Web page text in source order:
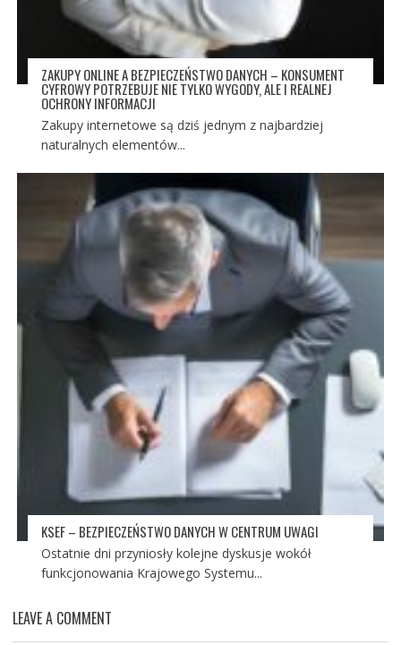
ZAKUPY ONLINE A BEZPIECZEŃSTWO DANYCH – KONSUMENT
CYFROWY POTRZEBUJE NIE TYLKO WYGODY, ALE I REALNEJ
OCHRONY INFORMACJI
Zakupy internetowe są dziś jednym z najbardziej
naturalnych elementów...
KSEF – BEZPIECZEŃSTWO DANYCH W CENTRUM UWAGI
Ostatnie dni przyniosły kolejne dyskusje wokół
funkcjonowania Krajowego Systemu...
LEAVE A COMMENT